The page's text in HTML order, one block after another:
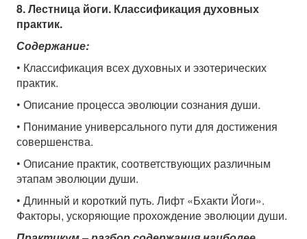
8. Лестница йоги. Классификация духовных
практик.
Содержание:
• Классификация всех духовных и эзотерических
практик.
• Описание процесса эволюции сознания души.
• Понимание универсального пути для достижения
совершенства.
• Описание практик, соответствующих различным
этапам эволюции души.
• Длинный и короткий путь. Лифт «Бхакти Йоги».
Факторы, ускоряющие прохождение эволюции души.